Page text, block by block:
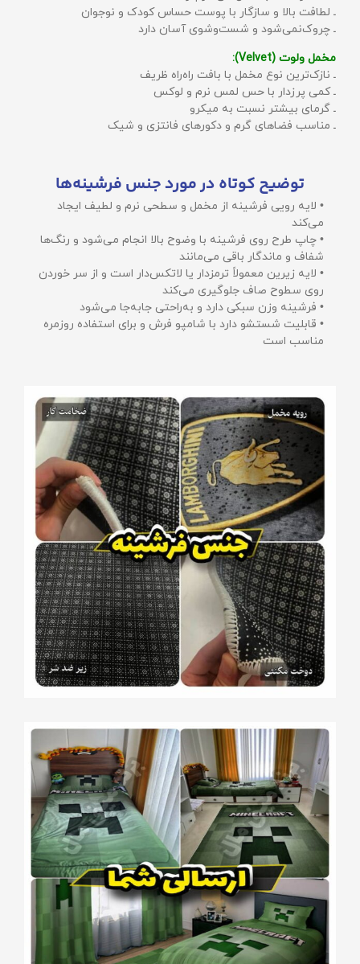
ـ لطافت بالا و سازگار با پوست حساس کودک و نوجوان
ـ چروک‌نمی‌شود و شست‌وشوی آسان دارد
مخمل ولوت (Velvet):
ـ نازک‌ترین نوع مخمل با بافت راه‌راه ظریف
ـ کمی پرزدار با حس لمس نرم و لوکس
ـ گرمای بیشتر نسبت به میکرو
ـ مناسب فضاهای گرم و دکورهای فانتزی و شیک
توضیح کوتاه در مورد جنس فرشینه‌ها
• لایه رویی فرشینه از مخمل و سطحی نرم و لطیف ایجاد
می‌کند
• چاپ طرح روی فرشینه با وضوح بالا انجام می‌شود و رنگ‌ها
شفاف و ماندگار باقی می‌مانند
• لایه زیرین معمولاً ترمزدار یا لاتکس‌دار است و از سر خوردن
روی سطوح صاف جلوگیری می‌کند
• فرشینه وزن سبکی دارد و به‌راحتی جابه‌جا می‌شود
• قابلیت شستشو دارد با شامپو فرش و برای استفاده روزمره
مناسب است